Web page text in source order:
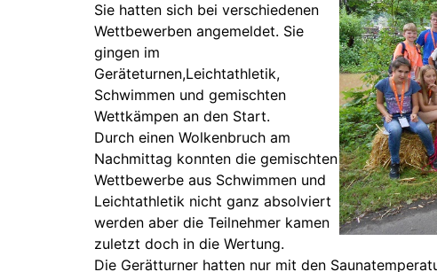
Sie hatten sich bei verschiedenen
Wettbewerben angemeldet. Sie
gingen im
Geräteturnen,Leichtathletik,
Schwimmen und gemischten
Wettkämpen an den Start.
Durch einen Wolkenbruch am
Nachmittag konnten die gemischten
Wettbewerbe aus Schwimmen und
Leichtathletik nicht ganz absolviert
werden aber die Teilnehmer kamen
zuletzt doch in die Wertung.
Die Gerätturner hatten nur mit den